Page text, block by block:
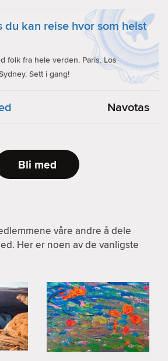
du kan reise hvor som helst
folk fra hele verden. Paris. Los
Sett i gang!
Navotas
Bli med
våre andre å dele
Her er noen av de vanligste